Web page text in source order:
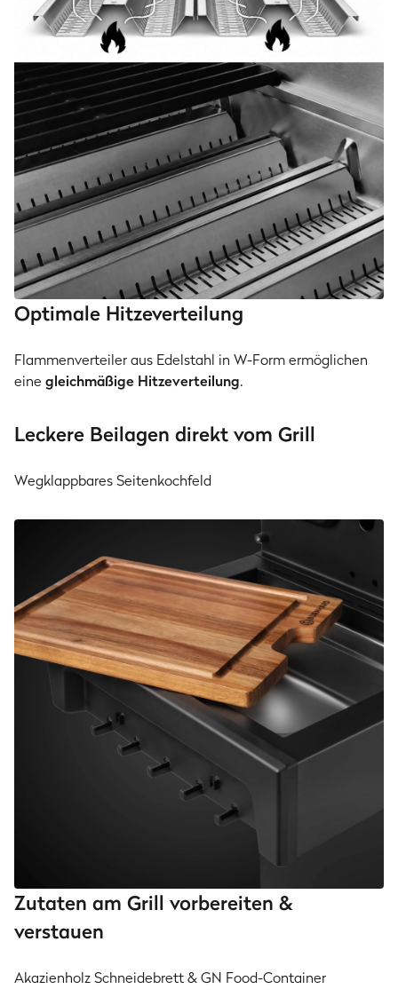
Optimale Hitzeverteilung
Flammenverteiler aus Edelstahl in W-Form ermöglichen
eine gleichmäßige Hitzeverteilung.
Leckere Beilagen direkt vom Grill
Wegklappbares Seitenkochfeld
Zutaten am Grill vorbereiten &
verstauen
Akazienholz Schneidebrett & GN Food-Container